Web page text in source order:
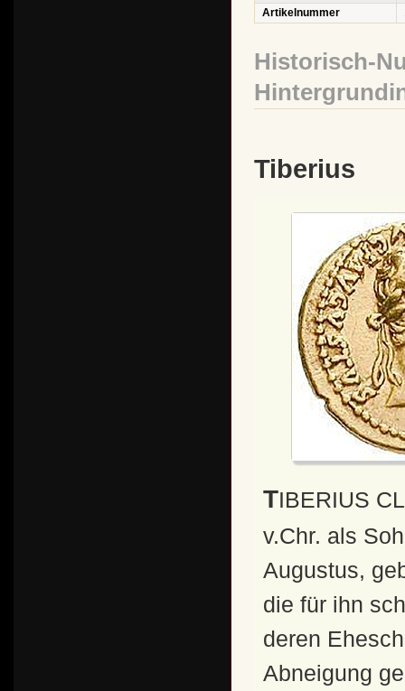
Artikelnummer
Historisch-
Tiberius
TIBERIUS CLAUDIUS NERO wurde am 16.11.42
v.Chr. als
Augustus,
die für ihn
deren
Abneigung